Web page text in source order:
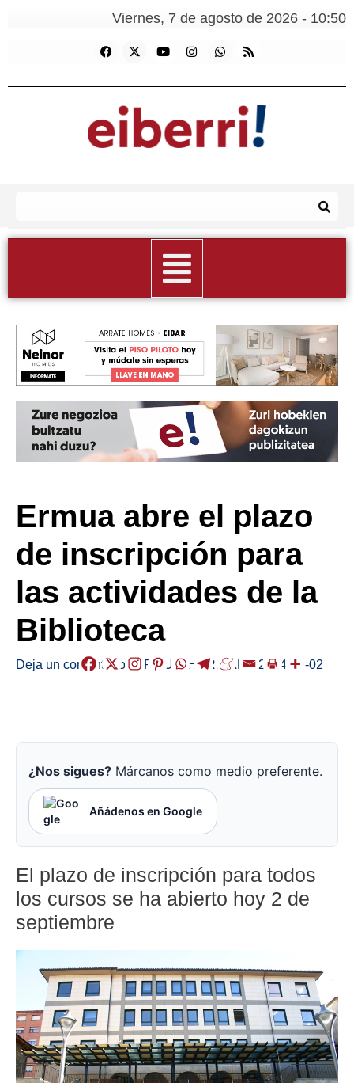
Viernes, 7 de agosto de 2026 - 10:50
Ermua abre el plazo
de inscripción para
las actividades de la
Biblioteca
Deja un comentario /ERMUA, HERRIAK,/ 2024-09-02
¿Nos sigues? Márcanos como medio preferente.
Añádenos en Google
El plazo de inscripción para todos
los cursos se ha abierto hoy 2 de
septiembre